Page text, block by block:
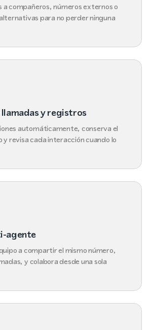
a compañeros, números externos o
para no perder ninguna
y registros
automáticamente, conserva el
revisa cada interacción cuando lo
agente
a compartir el mismo número,
y colabora desde una sola